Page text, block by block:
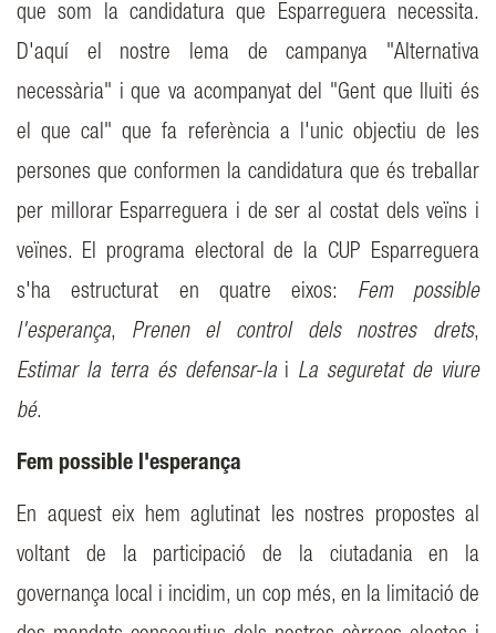
que som la candidatura que Esparreguera necessita.
D'aquí el nostre lema de campanya "Alternativa
necessària" i que va acompanyat del "Gent que lluiti és
el que cal" que fa referència a l'unic objectiu de les
persones que conformen la candidatura que és treballar
per millorar Esparreguera i de ser al costat dels veïns i
veïnes. El programa electoral de la CUP Esparreguera
s'ha estructurat en quatre eixos: Fem possible
l'esperança, Prenen el control dels nostres drets,
Estimar la terra és defensar-lai La seguretat de viure
bé.
Fem possible l'esperança
En aquest eix hem aglutinat les nostres propostes al
voltant de la participació de la ciutadania en la
governança local i incidim, un cop més, en la limitació de